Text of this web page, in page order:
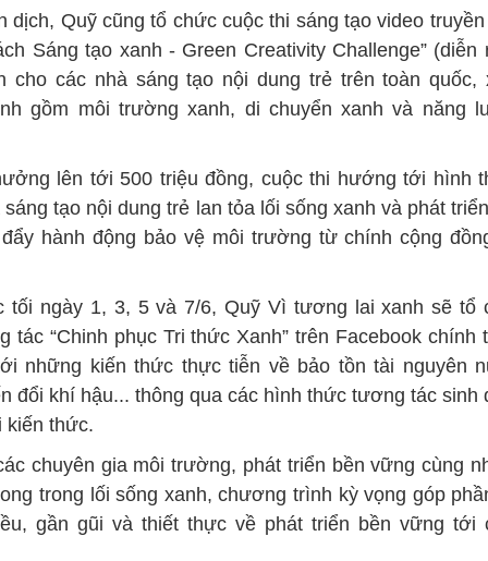
dịch, Quỹ cũng tổ chức cuộc thi sáng tạo video truyền
Sáng tạo xanh - Green Creativity Challenge” (diễn
cho các nhà sáng tạo nội dung trẻ trên toàn quốc,
gồm môi trường xanh, di chuyển xanh và năng
lên tới 500 triệu đồng, cuộc thi hướng tới hình
tạo nội dung trẻ lan tỏa lối sống xanh và phát
hành động bảo vệ môi trường từ chính cộng
tối ngày 1, 3, 5 và 7/6, Quỹ Vì tương lai xanh sẽ tổ
tác “Chinh phục Tri thức Xanh” trên Facebook chính
những kiến thức thực tiễn về bảo tồn tài nguyên
đổi khí hậu... thông qua các hình thức tương tác sinh
kiến thức.
chuyên gia môi trường, phát triển bền vững cùng
trong lối sống xanh, chương trình kỳ vọng góp
gần gũi và thiết thực về phát triển bền vững tới